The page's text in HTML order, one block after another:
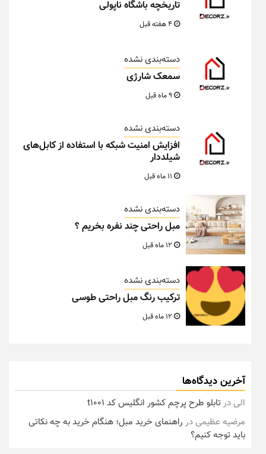
تاریخچه باشگاه ناپولی
دسته‌بندی نشده
سمعک شارژی
دسته‌بندی نشده
افزایش امنیت شبکه با استفاده از کابل‌های
شیلددار
دسته‌بندی نشده
مبل راحتی چند نفره بخریم ؟
دسته‌بندی نشده
ترکیب رنگ مبل راحتی طوسی
آخرین دیدگاه‌ها
الیدرتابلو طرح پرچم کشور انگلیس کد t1001
مرضیه عظیمیدر راهنمای خرید مبل؛ هنگام خرید به چه نکاتی
باید توجه کنیم؟